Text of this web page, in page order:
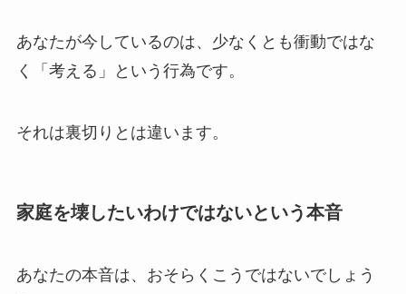
あなたが今しているのは、少なくとも衝動ではな
く「考える」という行為です。
それは裏切りとは違います。
家庭を壊したいわけではないという本音
あなたの本音は、おそらくこうではないでしょう